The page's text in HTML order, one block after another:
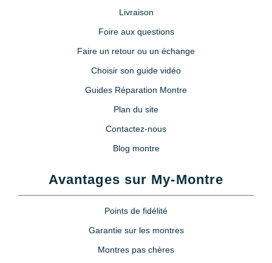
Livraison
Foire aux questions
Faire un retour ou un échange
Choisir son guide vidéo
Guides Réparation Montre
Plan du site
Contactez-nous
Blog montre
Avantages sur My-Montre
Points de fidélité
Garantie sur les montres
Montres pas chères